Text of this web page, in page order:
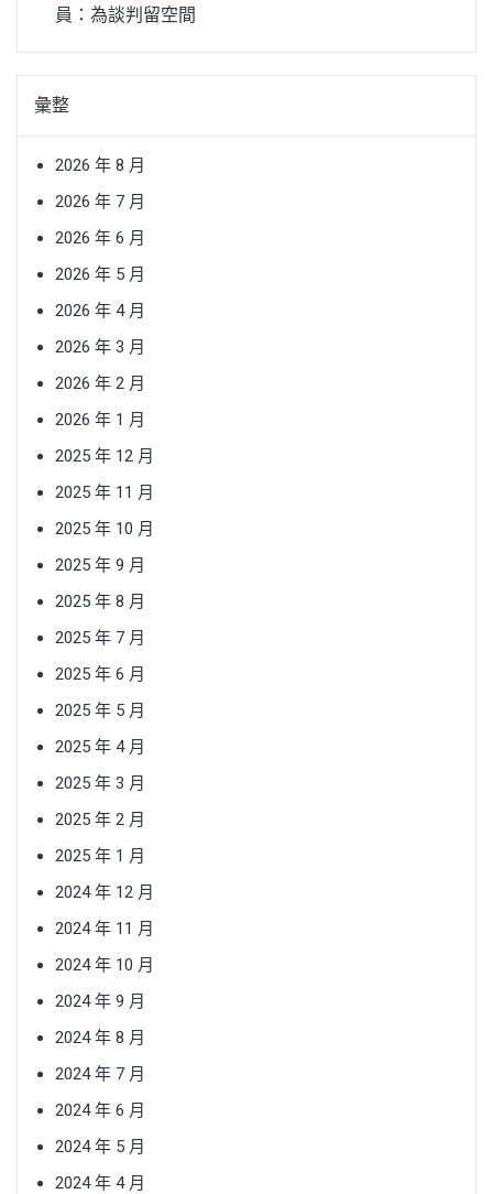
員：為談判留空間
彙整
2026 年 8 月
2026 年 7 月
2026 年 6 月
2026 年 5 月
2026 年 4 月
2026 年 3 月
2026 年 2 月
2026 年 1 月
2025 年 12 月
2025 年 11 月
2025 年 10 月
2025 年 9 月
2025 年 8 月
2025 年 7 月
2025 年 6 月
2025 年 5 月
2025 年 4 月
2025 年 3 月
2025 年 2 月
2025 年 1 月
2024 年 12 月
2024 年 11 月
2024 年 10 月
2024 年 9 月
2024 年 8 月
2024 年 7 月
2024 年 6 月
2024 年 5 月
2024 年 4 月